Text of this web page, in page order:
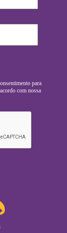
para
com nossa